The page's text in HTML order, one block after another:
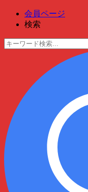
会員ページ
検索